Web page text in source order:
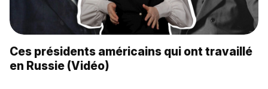
Ces présidents américains qui ont travaillé
en Russie (Vidéo)